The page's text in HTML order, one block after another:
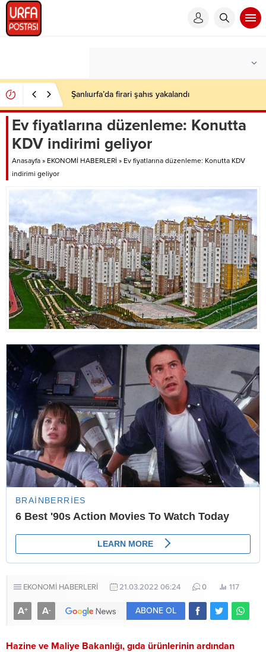
Şanlıurfa’da firari şahıs yakalandı
Ev fiyatlarına düzenleme: Konutta
KDV indirimi geliyor
Anasayfa » EKONOMİ HABERLERİ » Ev fiyatlarına düzenleme: Konutta KDV
indirimi geliyor
EKONOMİ HABERLERİ 21.03.2022 06:24 0 117
A+ A- ABONE OL
Hazine ve Maliye Bakanlığı, gıda ürünlerinin ardından